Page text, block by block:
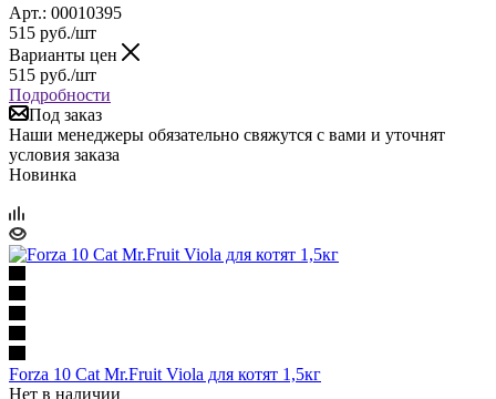
Арт.: 00010395
515 руб./шт
Варианты цен
515 руб./шт
Подробности
Под заказ
Наши менеджеры обязательно свяжутся с вами и уточнят
условия заказа
Новинка
Forza 10 Cat Mr.Fruit Viola для котят 1,5кг
Нет в наличии